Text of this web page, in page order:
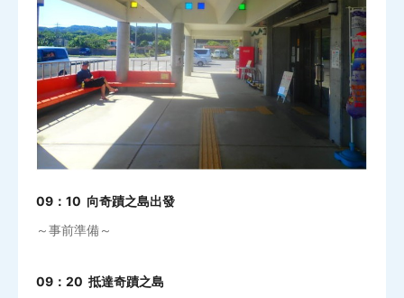
09：10 向奇蹟之島出發
～事前準備～
09：20 抵達奇蹟之島